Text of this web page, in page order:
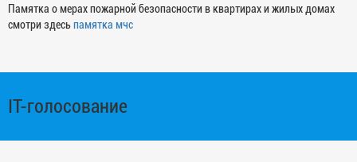
Памятка о мерах пожарной безопасности в квартирах и жилых домах
смотри здесьпамятка мчс
IT-голосование